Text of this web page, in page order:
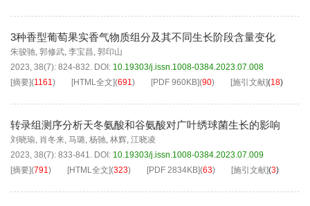
3种香型葡萄果实香气物质组分及其不同生长阶段含量变化
朱骏驰, 郭修武, 李宝昌, 郭印山
2023, 38(7): 824-832. DOI: 10.19303/j.issn.1008-0384.2023.07.008
[摘要](1161) [HTML全文](691) [PDF 960KB](90) [施引文献](18)
转录组测序分析天冬氨酸和谷氨酸对广叶绣球菌生长的影响
刘晓瑜, 肖冬来, 马璐, 杨驰, 林辉, 江晓凌
2023, 38(7): 833-841. DOI: 10.19303/j.issn.1008-0384.2023.07.009
[摘要](791) [HTML全文](323) [PDF 2834KB](63) [施引文献](3)